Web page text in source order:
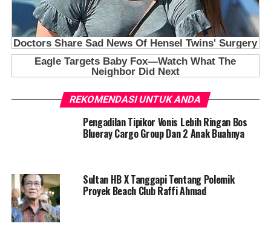
REKOMENDASI UNTUK ANDA
Pengadilan Tipikor Vonis Lebih Ringan Bos
Blueray Cargo Group Dan 2 Anak Buahnya
Sultan HB X Tanggapi Tentang Polemik
Proyek Beach Club Raffi Ahmad